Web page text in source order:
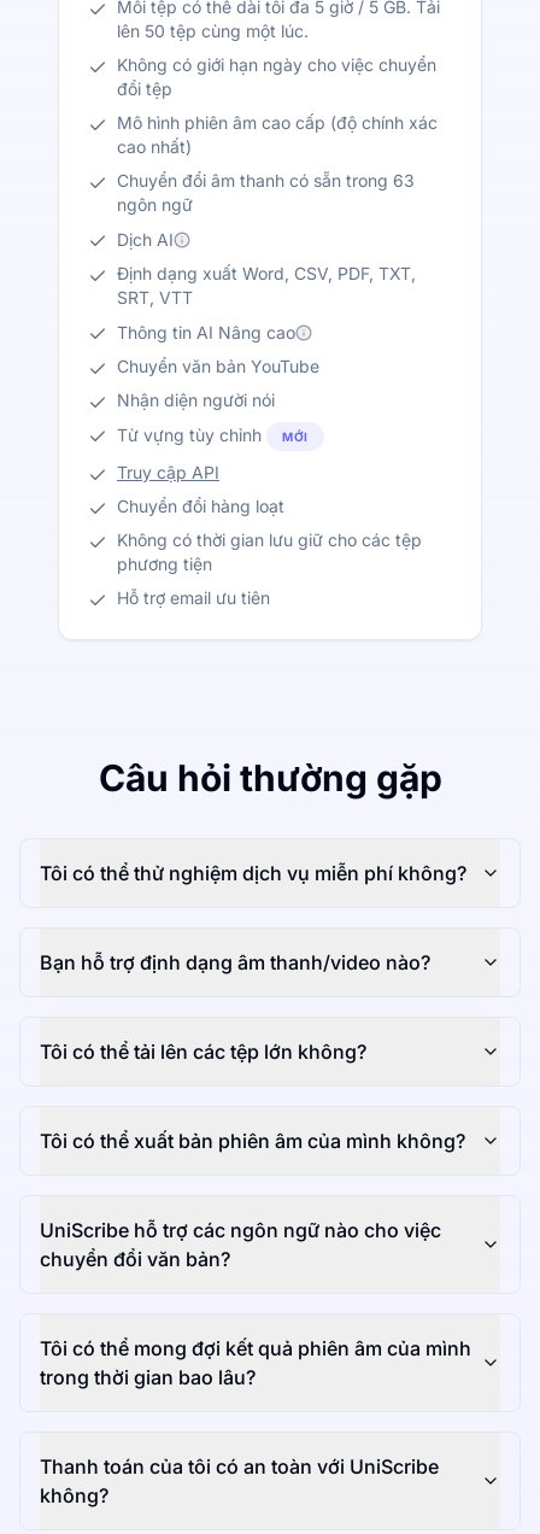
Mỗi tệp có thể dài tối đa 5 giờ / 5 GB. Tải
lên 50 tệp cùng một lúc.
Không có giới hạn ngày cho việc chuyển
đổi tệp
Mô hình phiên âm cao cấp (độ chính xác
cao nhất)
Chuyển đổi âm thanh có sẵn trong 63
ngôn ngữ
Dịch AI
Định dạng xuất Word, CSV, PDF, TXT,
SRT, VTT
Thông tin AI Nâng cao
Chuyển văn bản YouTube
Nhận diện người nói
Từ vựng tùy chỉnh
MỚI
Truy cập API
Chuyển đổi hàng loạt
Không có thời gian lưu giữ cho các tệp
phương tiện
Hỗ trợ email ưu tiên
Câu hỏi thường gặp
Tôi có thể thử nghiệm dịch vụ miễn phí không?
Bạn hỗ trợ định dạng âm thanh/video nào?
Tôi có thể tải lên các tệp lớn không?
Tôi có thể xuất bản phiên âm của mình không?
UniScribe hỗ trợ các ngôn ngữ nào cho việc
chuyển đổi văn bản?
Tôi có thể mong đợi kết quả phiên âm của mình
trong thời gian bao lâu?
Thanh toán của tôi có an toàn với UniScribe
không?